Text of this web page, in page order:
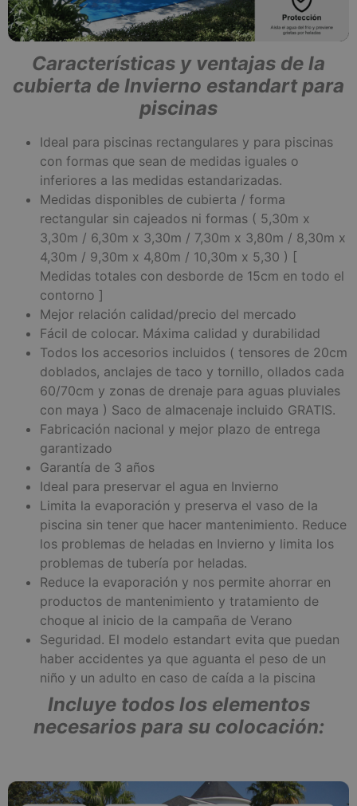
Características y ventajas de la
cubierta de Invierno estandart para
piscinas
Ideal para piscinas rectangulares y para piscinas
con formas que sean de medidas iguales o
inferiores a las medidas estandarizadas.
Medidas disponibles de cubierta / forma
rectangular sin cajeados ni formas ( 5,30m x
3,30m / 6,30m x 3,30m / 7,30m x 3,80m / 8,30m x
4,30m / 9,30m x 4,80m / 10,30m x 5,30 ) [
Medidas totales con desborde de 15cm en todo el
contorno ]
Mejor relación calidad/precio del mercado
Fácil de colocar. Máxima calidad y durabilidad
Todos los accesorios incluidos ( tensores de 20cm
doblados, anclajes de taco y tornillo, ollados cada
60/70cm y zonas de drenaje para aguas pluviales
con maya ) Saco de almacenaje incluido GRATIS.
Fabricación nacional y mejor plazo de entrega
garantizado
Garantía de 3 años
Ideal para preservar el agua en Invierno
Limita la evaporación y preserva el vaso de la
piscina sin tener que hacer mantenimiento. Reduce
los problemas de heladas en Invierno y limita los
problemas de tubería por heladas.
Reduce la evaporación y nos permite ahorrar en
productos de mantenimiento y tratamiento de
choque al inicio de la campaña de Verano
Seguridad. El modelo estandart evita que puedan
haber accidentes ya que aguanta el peso de un
niño y un adulto en caso de caída a la piscina
Incluye todos los elementos
necesarios para su colocación: